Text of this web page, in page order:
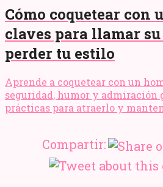
Cómo coquetear con
claves para llamar
perder tu estilo
Aprende a coquetear con un
seguridad, humor y admiración
prácticas para atraerlo y
Compartir: